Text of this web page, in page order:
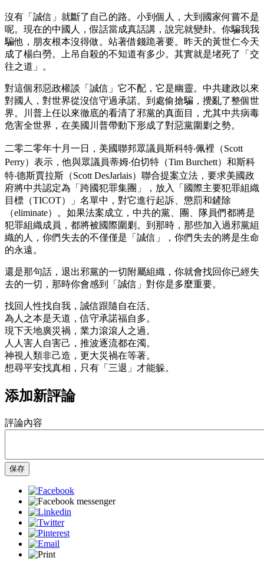
沒有「誠信」就斷了自己的路。小到個人，大到國家何嘗不是
呢。現在的中國人，假話當成真話講，說完就變卦。你騙我我
騙他，朋友根本沒得做。站著借錢跪著要。昨天的黃世仁今天
成了楊白勞。上吊自殺的不知道有多少。其實就是堵死了「交
往之道」。
對這個邪惡政權談「誠信」它不配，它是幽靈。中共建政以來
對國人，對世界從沒信守過承諾。到處偷搶騙，攪亂了整個世
界。川普上任以來徹底的看清了邪黨的真面目，尤其中共病毒
危害全世界，在美國川普帶動下形成了對惡黨圍剿之勢。
二零二零年十月一日，美國聯邦眾議員斯科特‧佩裡（Scott
Perry）表示，他與眾議員蒂姆‧伯切特（Tim Burchett）和斯科
特‧德斯賈拉斯（Scott DesJarlais）聯合提案立法，要求美國政
府將中共認定為「跨國犯罪集團」，放入「國際主要犯罪組織
目標（TICOT）」名單中，對它進行起訴、懲罰和鏟除
（eliminate）。如果法案成立，中共的黨、團、隊員們都將是
犯罪組織成員，都將被國際圍剿。到那時，那些加入過邪黨組
織的人，你們失去的不僅僅是「誠信」，你們失去的將是生命
的永遠。
還是那句話，退出邪黨的一切附屬組織，你就會找回你已經失
去的一切，那時你會感到「誠信」對你是多麼重要。
找回人性找自我，誠信跟隨自在活。
為人之本是天道，信守承諾福自多。
現下天地廣災禍，業力滾滾人之過。
人人害人自害己，推波逐流都在濁。
神視人類非己造，更大災禍在等著。
想尋平安找真相，只有「三退」才能躲。
添加新評論
評論內容
保存